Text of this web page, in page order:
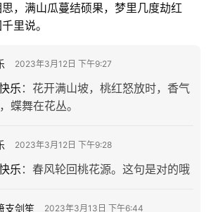
，满山瓜蔓结硕果，梦里几度劫红
里说。
2023年3月12日 下午9:27
乐 ： 花开满山坡，桃红怒放时，香气
蝶舞在花丛。
2023年3月12日 下午9:28
乐 ： 春风轮回桃花源。这句是对的哦
支剑笙 2023年3月13日 下午6:44